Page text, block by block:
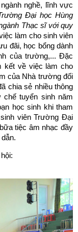
nghề, lĩnh vực
Đại học Hùng
Thạc sĩ với quy
làm cho sinh viên
đãi, học bổng dành
của trường,... Đặc
kết về việc làm cho
của Nhà trường đối
chia sẻ nhiều thông
tuyển sinh năm
học sinh khi tham
viên Trường Đại
tiệc âm nhạc đầy